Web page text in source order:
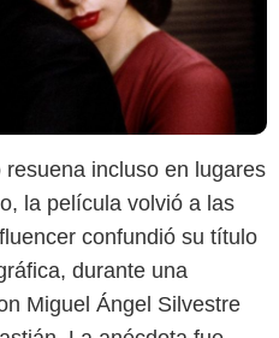
incluso en lugares
la película volvió a las
confundió su título
durante una
Miguel Ángel Silvestre